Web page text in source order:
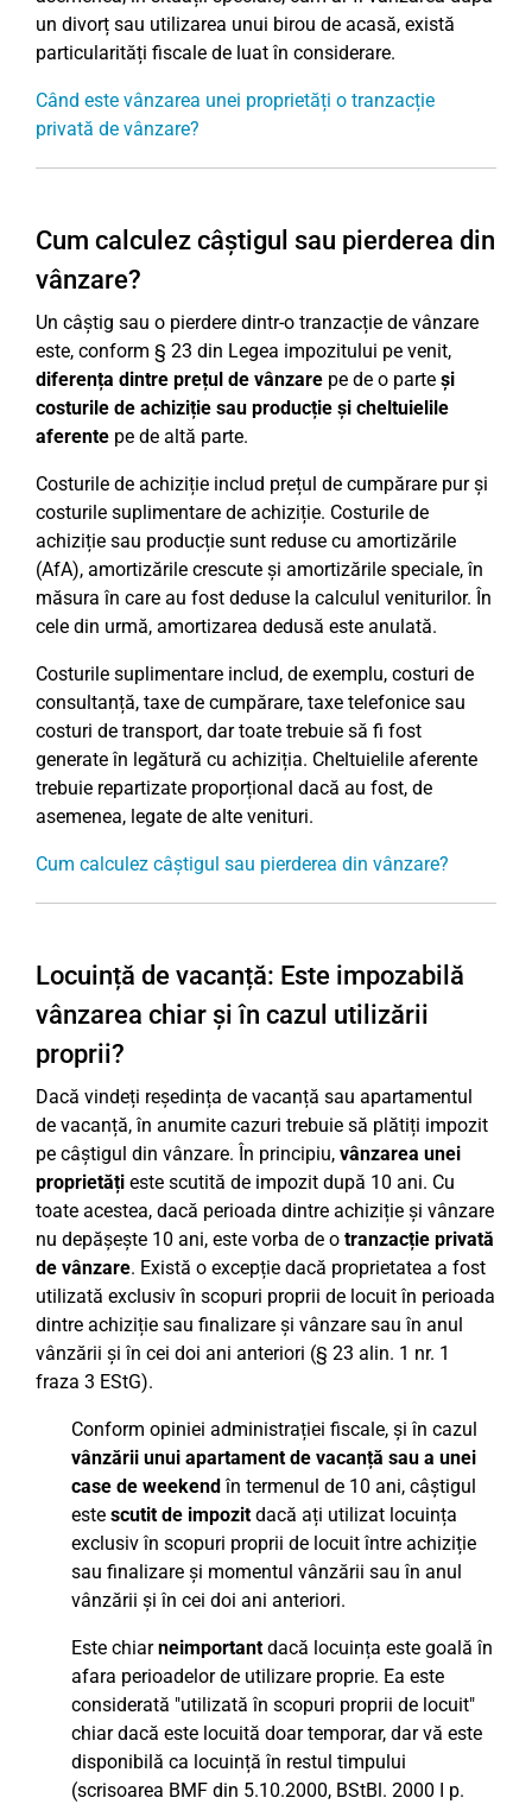
un divorț sau utilizarea unui birou de acasă, există
particularități fiscale de luat în considerare.
Când este vânzarea unei proprietăți o tranzacție
privată de vânzare?
Cum calculez câștigul sau pierderea din
vânzare?
Un câștig sau o pierdere dintr-o tranzacție de vânzare
este, conform § 23 din Legea impozitului pe venit,
diferența dintre prețul de vânzare pe de o parte și
costurile de achiziție sau producție și cheltuielile
aferente pe de altă parte.
Costurile de achiziție includ prețul de cumpărare pur și
costurile suplimentare de achiziție. Costurile de
achiziție sau producție sunt reduse cu amortizările
(AfA), amortizările crescute și amortizările speciale, în
măsura în care au fost deduse la calculul veniturilor. În
cele din urmă, amortizarea dedusă este anulată.
Costurile suplimentare includ, de exemplu, costuri de
consultanță, taxe de cumpărare, taxe telefonice sau
costuri de transport, dar toate trebuie să fi fost
generate în legătură cu achiziția. Cheltuielile aferente
trebuie repartizate proporțional dacă au fost, de
asemenea, legate de alte venituri.
Cum calculez câștigul sau pierderea din vânzare?
Locuință de vacanță: Este impozabilă
vânzarea chiar și în cazul utilizării
proprii?
Dacă vindeți reședința de vacanță sau apartamentul
de vacanță, în anumite cazuri trebuie să plătiți impozit
pe câștigul din vânzare. În principiu, vânzarea unei
proprietăți este scutită de impozit după 10 ani. Cu
toate acestea, dacă perioada dintre achiziție și vânzare
nu depășește 10 ani, este vorba de o tranzacție privată
de vânzare. Există o excepție dacă proprietatea a fost
utilizată exclusiv în scopuri proprii de locuit în perioada
dintre achiziție sau finalizare și vânzare sau în anul
vânzării și în cei doi ani anteriori (§ 23 alin. 1 nr. 1
fraza 3 EStG).
Conform opiniei administrației fiscale, și în cazul
vânzării unui apartament de vacanță sau a unei
case de weekendîn termenul de 10 ani, câștigul
este scutit de impozitdacă ați utilizat locuința
exclusiv în scopuri proprii de locuit între achiziție
sau finalizare și momentul vânzării sau în anul
vânzării și în cei doi ani anteriori.
Este chiarneimportantdacă locuința este goală în
afara perioadelor de utilizare proprie. Ea este
considerată "utilizată în scopuri proprii de locuit"
chiar dacă este locuită doar temporar, dar vă este
disponibilă ca locuință în restul timpului
(scrisoarea BMF din 5.10.2000, BStBl. 2000 I p.